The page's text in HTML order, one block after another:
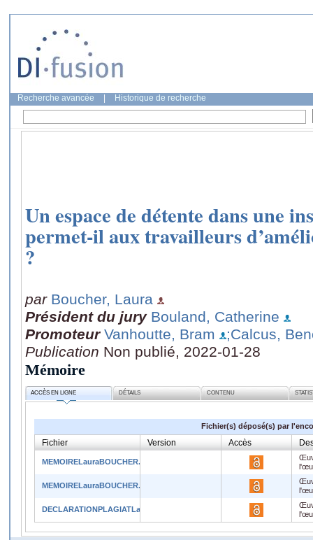
Recherche avancée Historique de recherche
Un espace de détente dans une
permet-il aux travailleurs
?
par Boucher, Laura
Président du jury Bouland, Catherine
Promoteur Vanhoutte, Bram
;Calcus,
Publication Non publié, 2022-01-28
Mémoire
ACCÈS EN LIGNE DÉTAILS CONTENU
Fichier(s) déposé(s) par
Fichier Version Accès
MEMOIRELauraBOUCHER.pdf
MEMOIRELauraBOUCHER.docx
DECLARATIONPLAGIATLauraBoucher.pdf